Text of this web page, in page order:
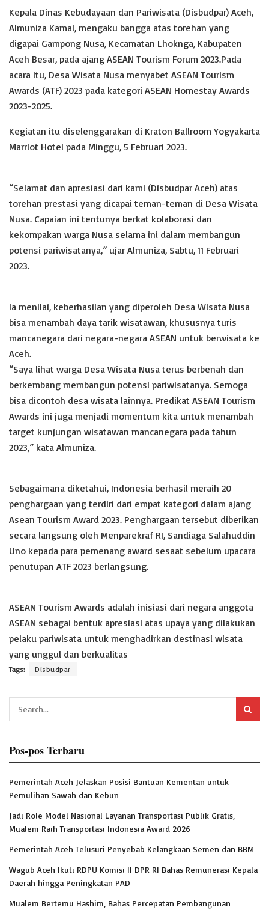
p
k
k
Kepala Dinas Kebudayaan dan Pariwisata (Disbudpar) Aceh,
Almuniza Kamal, mengaku bangga atas torehan yang
digapai Gampong Nusa, Kecamatan Lhoknga, Kabupaten
Aceh Besar, pada ajang ASEAN Tourism Forum 2023.Pada
acara itu, Desa Wisata Nusa menyabet ASEAN Tourism
Awards (ATF) 2023 pada kategori ASEAN Homestay Awards
2023-2025.
Kegiatan itu diselenggarakan di Kraton Ballroom Yogyakarta
Marriot Hotel pada Minggu, 5 Februari 2023.
“Selamat dan apresiasi dari kami (Disbudpar Aceh) atas
torehan prestasi yang dicapai teman-teman di Desa Wisata
Nusa. Capaian ini tentunya berkat kolaborasi dan
kekompakan warga Nusa selama ini dalam membangun
potensi pariwisatanya,” ujar Almuniza, Sabtu, 11 Februari
2023.
Ia menilai, keberhasilan yang diperoleh Desa Wisata Nusa
bisa menambah daya tarik wisatawan, khususnya turis
mancanegara dari negara-negara ASEAN untuk berwisata ke
Aceh.
“Saya lihat warga Desa Wisata Nusa terus berbenah dan
berkembang membangun potensi pariwisatanya. Semoga
bisa dicontoh desa wisata lainnya. Predikat ASEAN Tourism
Awards ini juga menjadi momentum kita untuk menambah
target kunjungan wisatawan mancanegara pada tahun
2023,” kata Almuniza.
Sebagaimana diketahui, Indonesia berhasil meraih 20
penghargaan yang terdiri dari empat kategori dalam ajang
Asean Tourism Award 2023. Penghargaan tersebut diberikan
secara langsung oleh Menparekraf RI, Sandiaga Salahuddin
Uno kepada para pemenang award sesaat sebelum upacara
penutupan ATF 2023 berlangsung.
ASEAN Tourism Awards adalah inisiasi dari negara anggota
ASEAN sebagai bentuk apresiasi atas upaya yang dilakukan
pelaku pariwisata untuk menghadirkan destinasi wisata
yang unggul dan berkualitas
Tags: Disbudpar
Pos-pos Terbaru
Pemerintah Aceh Jelaskan Posisi Bantuan Kementan untuk
Pemulihan Sawah dan Kebun
Jadi Role Model Nasional Layanan Transportasi Publik Gratis,
Mualem Raih Transportasi Indonesia Award 2026
Pemerintah Aceh Telusuri Penyebab Kelangkaan Semen dan BBM
Wagub Aceh Ikuti RDPU Komisi II DPR RI Bahas Remunerasi Kepala
Daerah hingga Peningkatan PAD
Mualem Bertemu Hashim, Bahas Percepatan Pembangunan